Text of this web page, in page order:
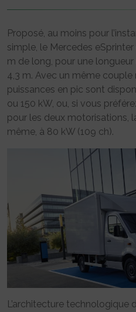
Proposé, au moins pour
simple, le Mercedes
m de long, pour une
4,3 m. Avec un même
puissances en pic sont
ou 150 kW, ou, si vous
pour les deux motorisations,
même, à 80 kW (109 ch).
L’architecture technologique